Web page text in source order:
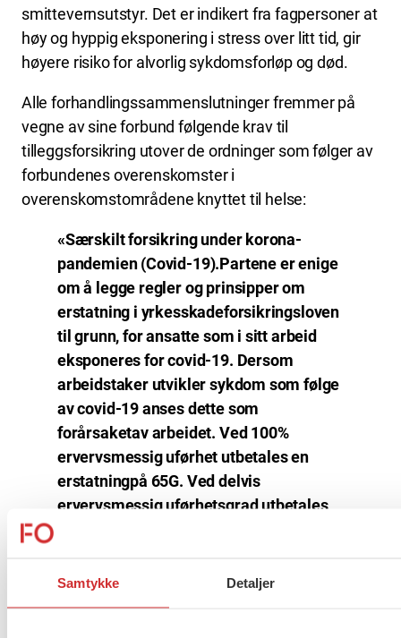
Samtykke Detaljer
smittevernsutstyr. Det er indikert fra fagpersoner at
høy og hyppig eksponering i stress over litt tid, gir
høyere risiko for alvorlig sykdomsforløp og død.
Alle forhandlingssammenslutninger fremmer på
vegne av sine forbund følgende krav til
tilleggsforsikring utover de ordninger som følger av
forbundenes overenskomster i
overenskomstområdene knyttet til helse:
«Særskilt forsikring under korona-
pandemien (Covid-19).Partene er enige
om å legge regler og prinsipper om
erstatning i yrkesskadeforsikringsloven
til grunn, for ansatte som i sitt arbeid
eksponeres for covid-19. Dersom
arbeidstaker utvikler sykdom som følge
av covid-19 anses dette som
forårsaketav arbeidet. Ved 100%
ervervsmessig uførhet utbetales en
erstatningpå 65G. Ved delvis
ervervsmessig uførhetsgrad utbetales
grunn. Ved død utbetales 65 G til